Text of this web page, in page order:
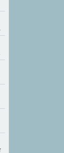
İzmir